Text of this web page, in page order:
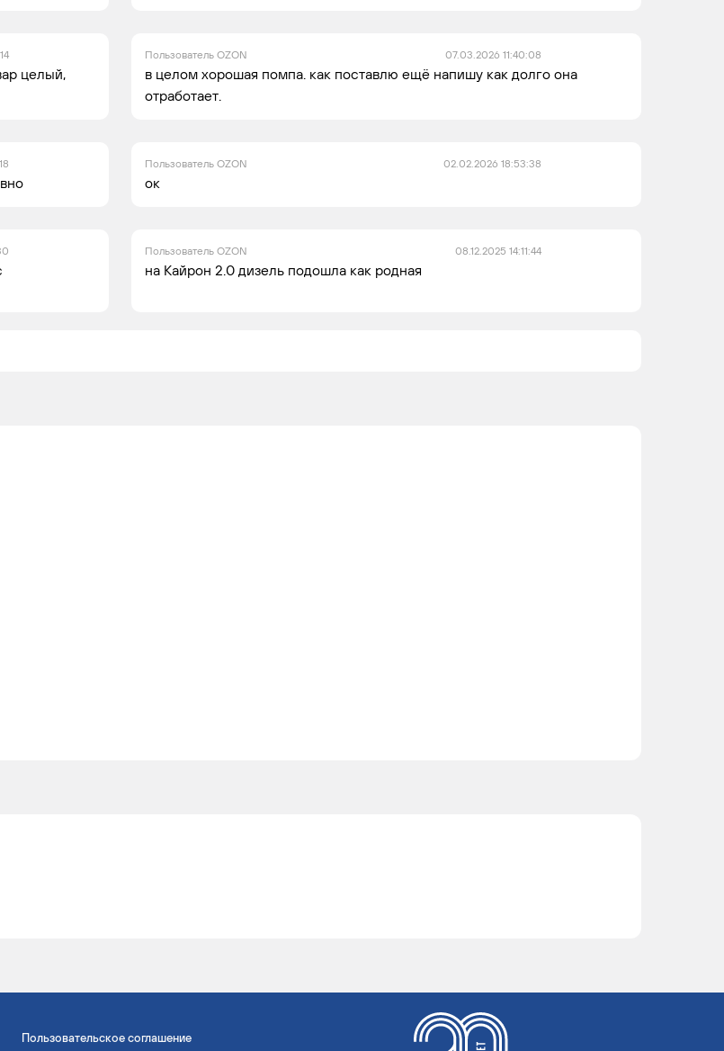
целый,
Пользователь OZON 07.03.2026 11:40:08
в целом хорошая помпа. как поставлю ещё напишу как долго она
отработает.
Пользователь OZON 02.02.2026 18:53:38
ок
Пользователь OZON 08.12.2025 14:11:44
на Кайрон 2.0 дизель подошла как родная
Пользовательское соглашение